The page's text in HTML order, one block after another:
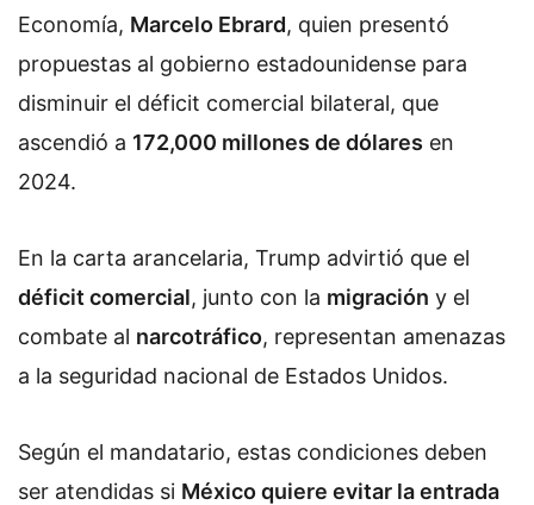
Economía, Marcelo Ebrard, quien presentó
propuestas al gobierno estadounidense para
disminuir el déficit comercial bilateral, que
ascendió a 172,000 millones de dólares en
2024.
En la carta arancelaria, Trump advirtió que el
déficit comercial, junto con la migración y el
combate al narcotráfico, representan amenazas
a la seguridad nacional de Estados Unidos.
Según el mandatario, estas condiciones deben
ser atendidas si México quiere evitar la entrada